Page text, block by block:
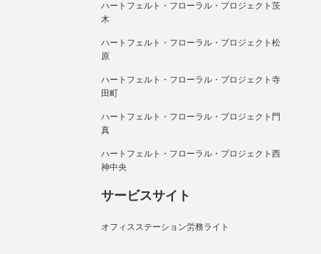
ハートフェルト・フローラル・プロジェクト茨
木
ハートフェルト・フローラル・プロジェクト松
原
ハートフェルト・フローラル・プロジェクト寺
田町
ハートフェルト・フローラル・プロジェクト門
真
ハートフェルト・フローラル・プロジェクト西
神中央
サービスサイト
オフィスステーション労務ライト